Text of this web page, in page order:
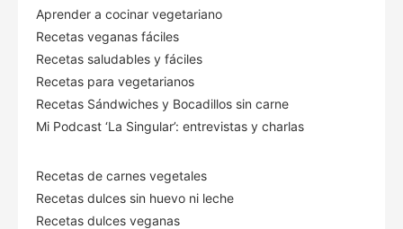
Aprender a cocinar vegetariano
Recetas veganas fáciles
Recetas saludables y fáciles
Recetas para vegetarianos
Recetas Sándwiches y Bocadillos sin carne
Mi Podcast ‘La Singular’: entrevistas y charlas
Recetas de carnes vegetales
Recetas dulces sin huevo ni leche
Recetas dulces veganas